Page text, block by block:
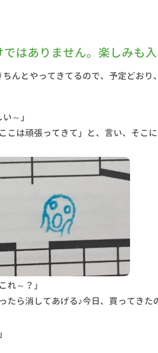
はありません。楽しみも入
んとやってきてるので、予定どおり
～」
こは頑張ってきて」と、言い、そこ
れ～？」
たら消してあげる♪今日、買ってきた